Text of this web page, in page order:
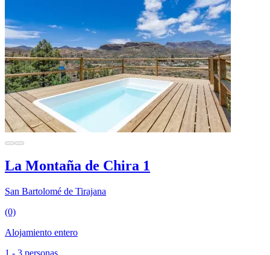
La Montaña de Chira 1
San Bartolomé de Tirajana
(0)
Alojamiento entero